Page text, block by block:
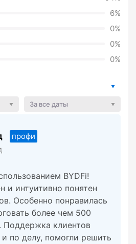
6%
0%
0%
0%
За все даты
профи
BYDFi!
и интуитивно понятен
Особенно понравилась
более чем 500
Поддержка клиентов
по делу, помогли решить